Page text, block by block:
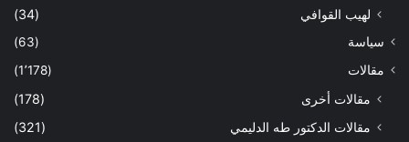
لهيب القوافي
(34)
سياسة
(63)
مقالات
(1٬178)
مقالات أخرى
(178)
مقالات الدكتور طه الدليمي
(321)